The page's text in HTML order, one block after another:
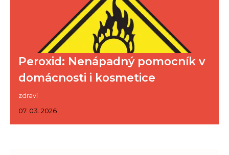
Peroxid: Nenápadný pomocník v
domácnosti i kosmetice
zdraví
07. 03. 2026